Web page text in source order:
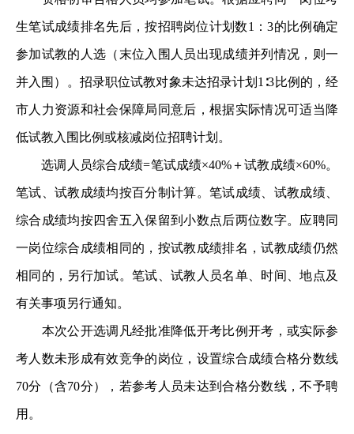
生笔试成绩排名先后，按招聘岗位计划数1：3的比例确定
参加试教的人选（末位入围人员出现成绩并列情况，则一
并入围）。招录职位试教对象未达招录计划1∶3比例的，经
市人力资源和社会保障局同意后，根据实际情况可适当降
低试教入围比例或核减岗位招聘计划。
选调人员综合成绩=笔试成绩×40%＋试教成绩×60%。
笔试、试教成绩均按百分制计算。笔试成绩、试教成绩、
综合成绩均按四舍五入保留到小数点后两位数字。应聘同
一岗位综合成绩相同的，按试教成绩排名，试教成绩仍然
相同的，另行加试。笔试、试教人员名单、时间、地点及
有关事项另行通知。
本次公开选调凡经批准降低开考比例开考，或实际参
考人数未形成有效竞争的岗位，设置综合成绩合格分数线
70分（含70分），若参考人员未达到合格分数线，不予聘
用。